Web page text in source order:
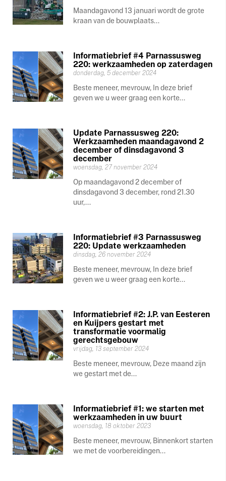
Maandagavond 13 januari wordt de grote
kraan van de bouwplaats...
Informatiebrief #4 Parnassusweg
220: werkzaamheden op zaterdagen
donderdag, 5 december 2024
Beste meneer, mevrouw, In deze brief
geven we u weer graag een korte...
Update Parnassusweg 220:
Werkzaamheden maandagavond 2
december of dinsdagavond 3
december
woensdag, 27 november 2024
Op maandagavond 2 december of
dinsdagavond 3 december, rond 21.30
uur,...
Informatiebrief #3 Parnassusweg
220: Update werkzaamheden
dinsdag, 26 november 2024
Beste meneer, mevrouw, In deze brief
geven we u weer graag een korte...
Informatiebrief #2: J.P. van Eesteren
en Kuijpers gestart met
transformatie voormalig
gerechtsgebouw
vrijdag, 13 september 2024
Beste meneer, mevrouw, Deze maand zijn
we gestart met de...
Informatiebrief #1: we starten met
werkzaamheden in uw buurt
woensdag, 18 oktober 2023
Beste meneer, mevrouw, Binnenkort starten
we met de voorbereidingen...